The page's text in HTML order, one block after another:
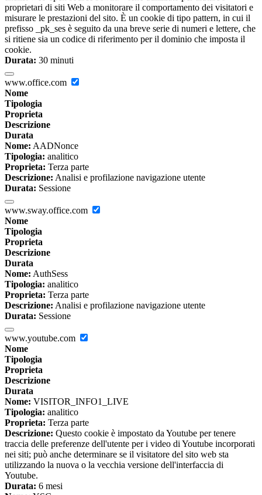
proprietari di siti Web a monitorare il comportamento dei visitatori e
misurare le prestazioni del sito. È un cookie di tipo pattern, in cui il
prefisso _pk_ses è seguito da una breve serie di numeri e lettere, che
si ritiene sia un codice di riferimento per il dominio che imposta il
cookie.
Durata: 30 minuti
www.office.com
Nome
Tipologia
Proprieta
Descrizione
Durata
Nome: AADNonce
Tipologia: analitico
Proprieta: Terza parte
Descrizione: Analisi e profilazione navigazione utente
Durata: Sessione
www.sway.office.com
Nome
Tipologia
Proprieta
Descrizione
Durata
Nome: AuthSess
Tipologia: analitico
Proprieta: Terza parte
Descrizione: Analisi e profilazione navigazione utente
Durata: Sessione
www.youtube.com
Nome
Tipologia
Proprieta
Descrizione
Durata
Nome: VISITOR_INFO1_LIVE
Tipologia: analitico
Proprieta: Terza parte
Descrizione: Questo cookie è impostato da Youtube per tenere
traccia delle preferenze dell'utente per i video di Youtube incorporati
nei siti; può anche determinare se il visitatore del sito web sta
utilizzando la nuova o la vecchia versione dell'interfaccia di
Youtube.
Durata: 6 mesi